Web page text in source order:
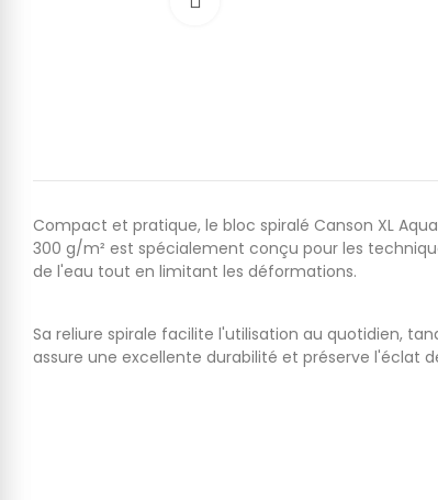
Compact et pratique, le bloc spiralé Canson XL
300 g/m² est spécialement conçu pour les
de l'eau tout en limitant les déformations.
Sa reliure spirale facilite l'utilisation au quotidien,
assure une excellente durabilité et préserve l'éclat